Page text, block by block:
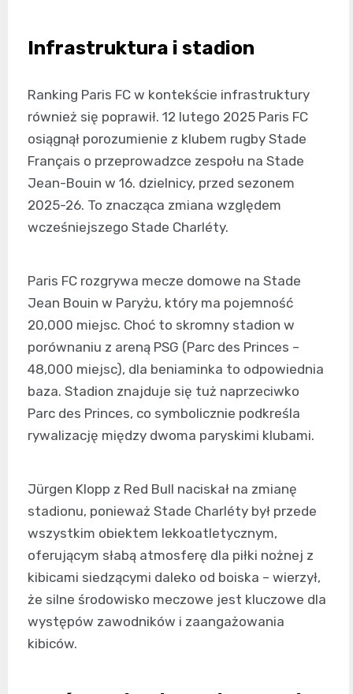
Infrastruktura i stadion
Ranking Paris FC w kontekście infrastruktury
również się poprawił. 12 lutego 2025 Paris FC
osiągnął porozumienie z klubem rugby Stade
Français o przeprowadzce zespołu na Stade
Jean-Bouin w 16. dzielnicy, przed sezonem
2025-26. To znacząca zmiana względem
wcześniejszego Stade Charléty.
Paris FC rozgrywa mecze domowe na Stade
Jean Bouin w Paryżu, który ma pojemność
20,000 miejsc. Choć to skromny stadion w
porównaniu z areną PSG (Parc des Princes –
48,000 miejsc), dla beniaminka to odpowiednia
baza. Stadion znajduje się tuż naprzeciwko
Parc des Princes, co symbolicznie podkreśla
rywalizację między dwoma paryskimi klubami.
Jürgen Klopp z Red Bull naciskał na zmianę
stadionu, ponieważ Stade Charléty był przede
wszystkim obiektem lekkoatletycznym,
oferującym słabą atmosferę dla piłki nożnej z
kibicami siedzącymi daleko od boiska – wierzył,
że silne środowisko meczowe jest kluczowe dla
występów zawodników i zaangażowania
kibiców.